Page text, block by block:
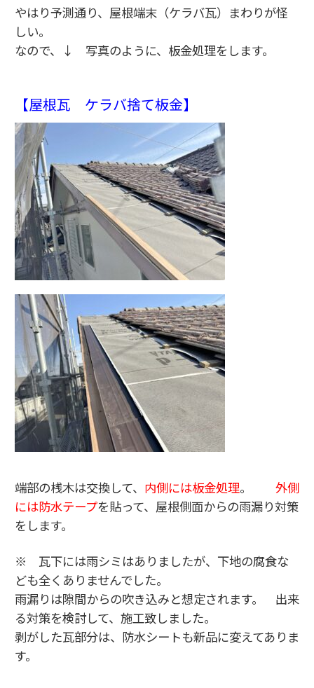
やはり予測通り、屋根端末（ケラバ瓦）まわりが怪
しい。
なので、↓ 写真のように、板金処理をします。
【屋根瓦 ケラバ捨て板金】
端部の桟木は交換して、 内側には板金処理。 外側
には防水テープを貼って、屋根側面からの雨漏り対策
をします。
※ 瓦下には雨シミはありましたが、下地の腐食な
ども全くありませんでした。
雨漏りは隙間からの吹き込みと想定されます。 出来
る対策を検討して、施工致しました。
剥がした瓦部分は、防水シートも新品に変えてありま
す。